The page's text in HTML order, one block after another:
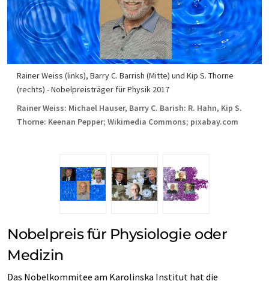
Rainer Weiss (links), Barry C. Barrish (Mitte) und Kip S. Thorne
(rechts) - Nobelpreisträger für Physik 2017
Rainer Weiss: Michael Hauser, Barry C. Barish: R. Hahn, Kip S.
Thorne: Keenan Pepper; Wikimedia Commons; pixabay.com
Nobelpreis für Physiologie oder
Medizin
Das Nobelkommitee am Karolinska Institut hat die